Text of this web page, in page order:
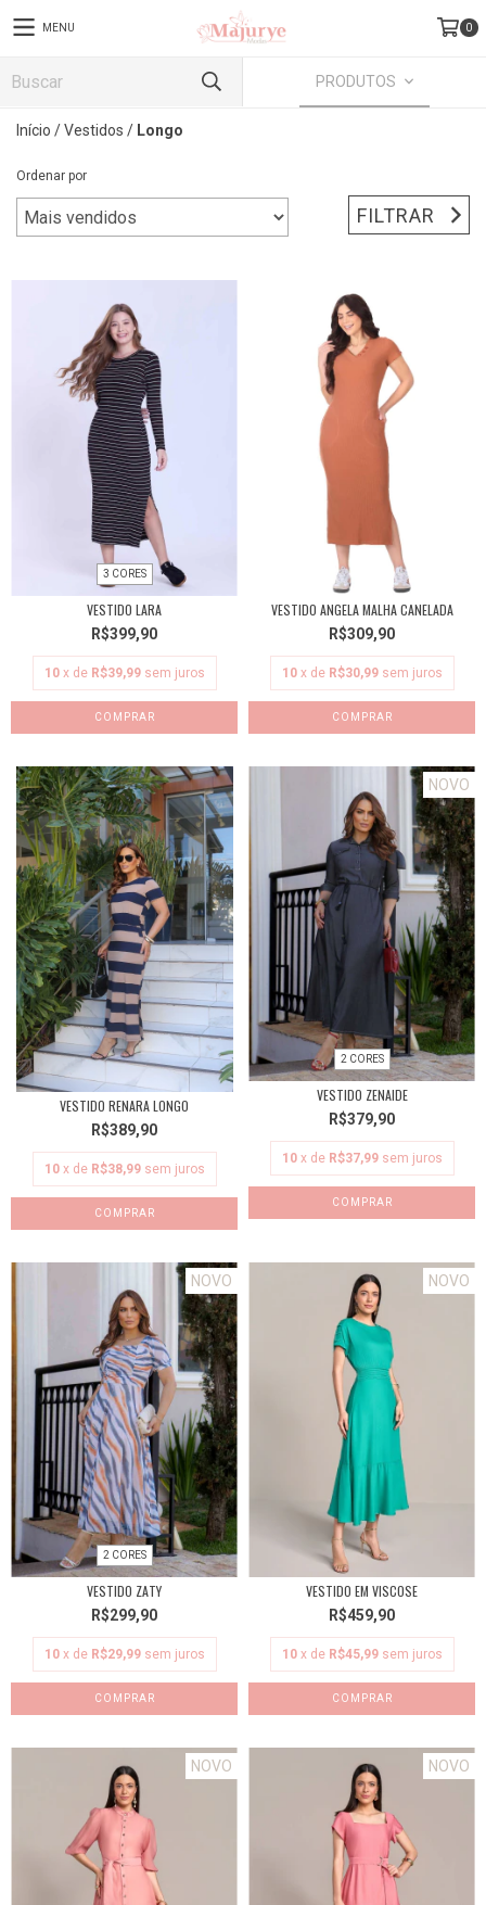
MENU 0
PRODUTOS
Início /Vestidos / Longo
Ordenar por
FILTRAR
3 CORES
VESTIDO LARA
R$399,90
10 x de R$39,99 sem juros
COMPRAR
VESTIDO ANGELA MALHA CANELADA
R$309,90
10 x de R$30,99 sem juros
COMPRAR
VESTIDO RENARA LONGO
R$389,90
10 x de R$38,99 sem juros
COMPRAR
NOVO
2 CORES
VESTIDO ZENAIDE
R$379,90
10 x de R$37,99 sem juros
COMPRAR
NOVO
2 CORES
VESTIDO ZATY
R$299,90
10 x de R$29,99 sem juros
COMPRAR
NOVO
VESTIDO EM VISCOSE
R$459,90
10 x de R$45,99 sem juros
COMPRAR
NOVO NOVO